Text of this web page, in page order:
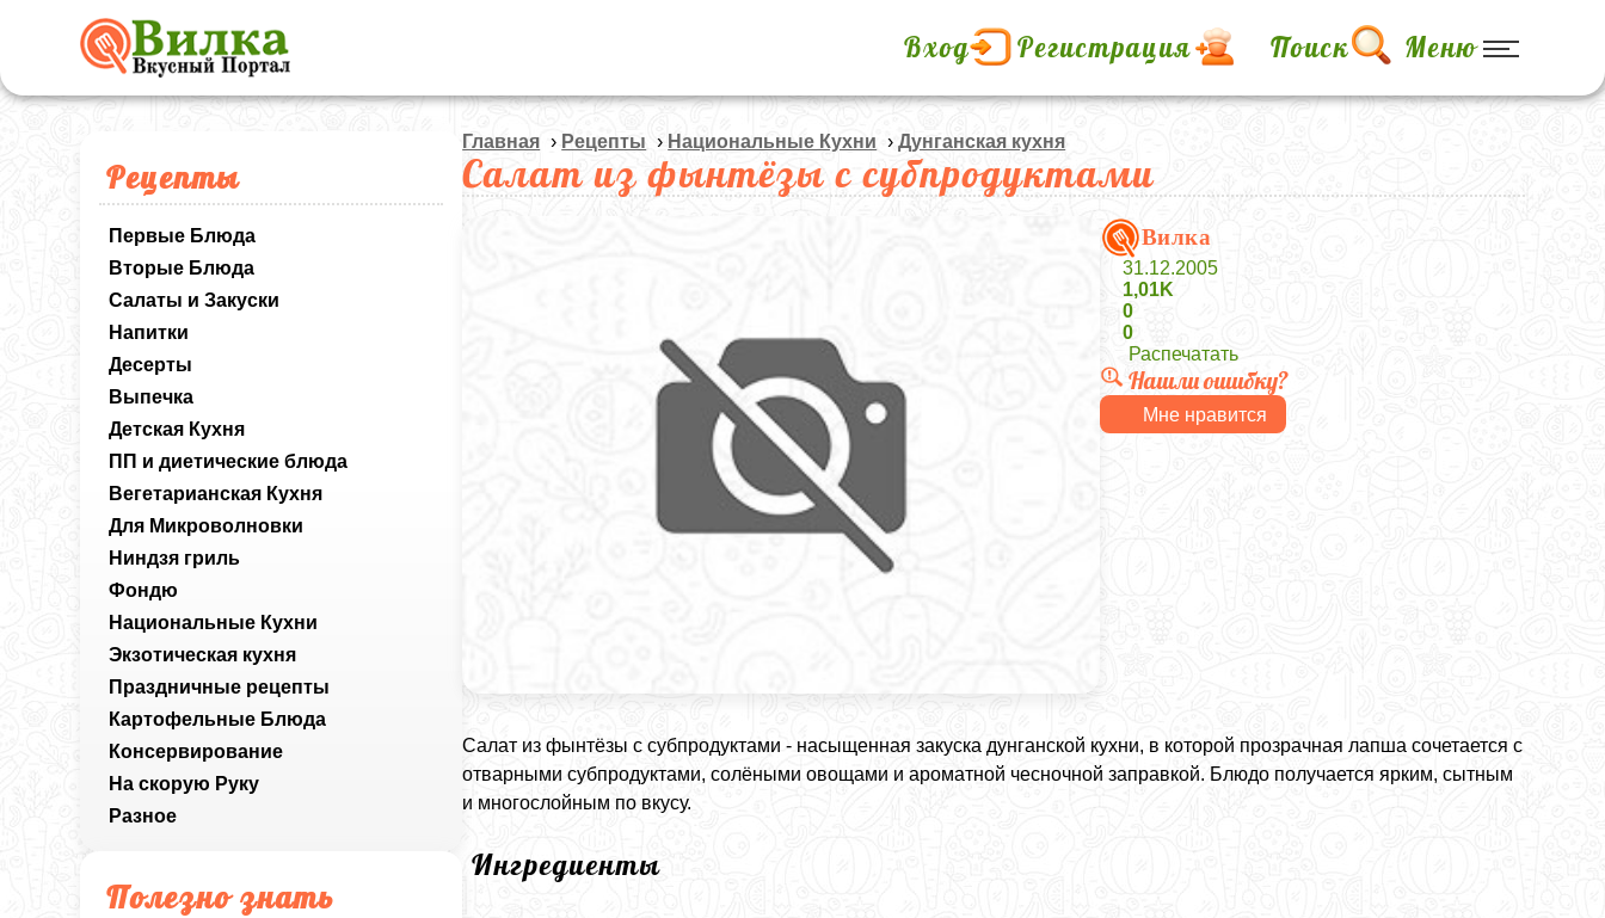
Вход Регистрация Поиск Меню
Рецепты
Первые Блюда
Вторые Блюда
Салаты и Закуски
Напитки
Десерты
Выпечка
Детская Кухня
ПП и диетические блюда
Вегетарианская Кухня
Для Микроволновки
Ниндзя гриль
Фондю
Национальные Кухни
Экзотическая кухня
Праздничные рецепты
Картофельные Блюда
Консервирование
На скорую Руку
Разное
Полезно знать
Главная › Рецепты › Национальные Кухни ›Дунганская кухня
Салат из фынтёзы с субпродуктами
Вилка
31.12.2005
1,01K
0
0
Распечатать
Нашли ошибку?
Мне нравится
Салат из фынтёзы с субпродуктами - насыщенная закуска дунганской кухни, в которой прозрачная лапша сочетается с
отварными субпродуктами, солёными овощами и ароматной чесночной заправкой. Блюдо получается ярким, сытным
и многослойным по вкусу.
Ингредиенты